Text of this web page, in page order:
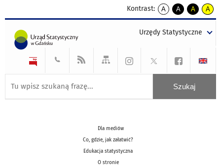
Kontrast:
A
kontrast
A
kontrast
tekst
czarnym
A
kontrast
tekst
czarnym
A
tekst
żółtym
Urzędy Statystyczne
Dla mediów
Co, gdzie, jak załatwić?
Edukacja statystyczna
O stronie